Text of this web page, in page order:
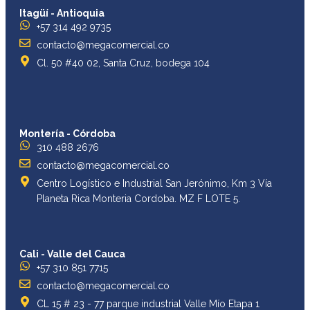
Itagüí - Antioquia
+57 314 492 9735
contacto@megacomercial.co
Cl. 50 #40 02, Santa Cruz, bodega 104
Montería - Córdoba
310 488 2676
contacto@megacomercial.co
Centro Logístico e Industrial San Jerónimo, Km 3 Vía
Planeta Rica Monteria Cordoba. MZ F LOTE 5.
Cali - Valle del Cauca
+57 310 851 7715
contacto@megacomercial.co
CL 15 # 23 - 77 parque industrial Valle Mío Etapa 1